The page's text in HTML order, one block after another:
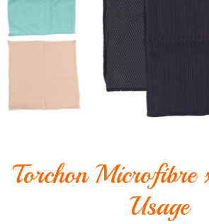
Outillage
Feux
Torchon
Usage